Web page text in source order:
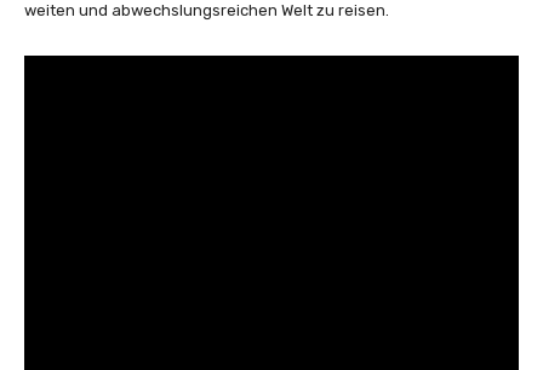
weiten und abwechslungsreichen Welt zu reisen.